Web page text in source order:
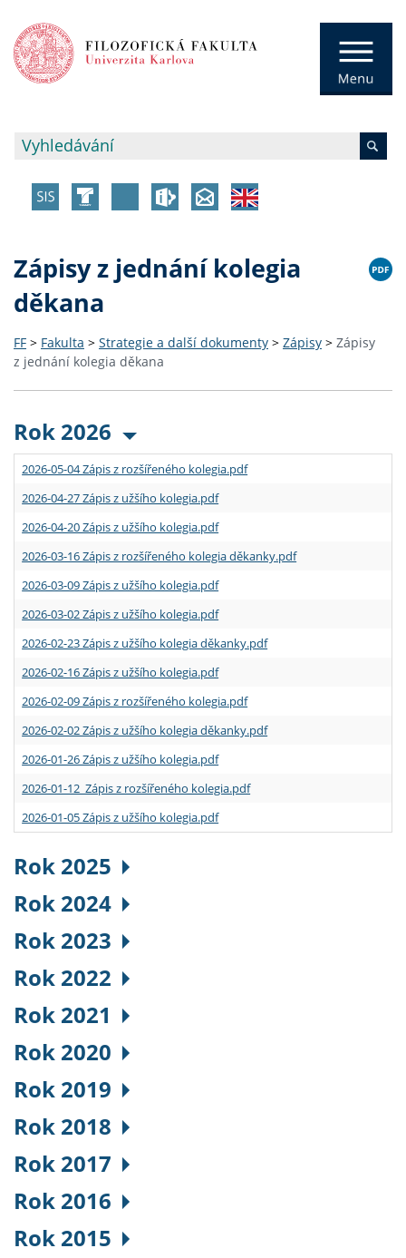
Zápisy z jednání kolegia
děkana
FF > Fakulta > Strategie a další dokumenty > Zápisy > Zápisy
z jednání kolegia děkana
Rok 2026
2026-05-04 Zápis z rozšířeného kolegia.pdf
2026-04-27 Zápis z užšího kolegia.pdf
2026-04-20 Zápis z užšího kolegia.pdf
2026-03-16 Zápis z rozšířeného kolegia děkanky.pdf
2026-03-09 Zápis z užšího kolegia.pdf
2026-03-02 Zápis z užšího kolegia.pdf
2026-02-23 Zápis z užšího kolegia děkanky.pdf
2026-02-16 Zápis z užšího kolegia.pdf
2026-02-09 Zápis z rozšířeného kolegia.pdf
2026-02-02 Zápis z užšího kolegia děkanky.pdf
2026-01-26 Zápis z užšího kolegia.pdf
2026-01-12 Zápis z rozšířeného kolegia.pdf
2026-01-05 Zápis z užšího kolegia.pdf
Rok 2025
Rok 2024
Rok 2023
Rok 2022
Rok 2021
Rok 2020
Rok 2019
Rok 2018
Rok 2017
Rok 2016
Rok 2015